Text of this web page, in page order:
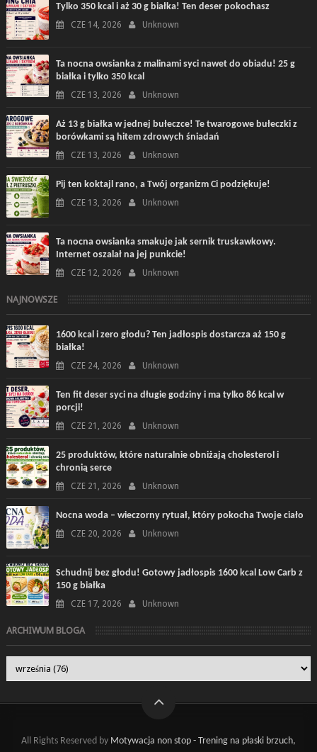
Tylko 350 kcal i aż 30 g białka! Ten deser pokochasz
CZE 14, 2026 Unknown
Ta nocna owsianka z malinami syci nawet do obiadu! 25 g
białka i tylko 350 kcal
CZE 13, 2026 Unknown
Aż 13 g białka w jednej bułeczce! Te twarogowe bułeczki z
borówkami są hitem zdrowych śniadań
CZE 13, 2026 Unknown
Pij ten koktajl rano, a Twój organizm Ci podziękuje!
CZE 13, 2026 Unknown
Ta nocna owsianka smakuje jak sernik truskawkowy.
Internet oszalał na jej punkcie!
CZE 12, 2026 Unknown
NAJNOWSZE
1600 kcal i zero głodu? Ten jadłospis dostarcza aż 150 g
białka!
CZE 24, 2026 Unknown
Ten fit deser syci na długie godziny i ma tylko 86 kcal w
porcji!
CZE 21, 2026 Unknown
25 produktów, które naturalnie obniżają cholesterol i
chronią serce
CZE 21, 2026 Unknown
Nocna woda – wieczorny rytuał, który pokocha Twoje ciało
CZE 20, 2026 Unknown
Schudnij bez głodu! Gotowy jadłospis 1600 kcal Low Carb z
150 g białka
CZE 17, 2026 Unknown
ARCHIWUM BLOGA
All Rights Reserved by Motywacja non stop - Trening na płaski brzuch,